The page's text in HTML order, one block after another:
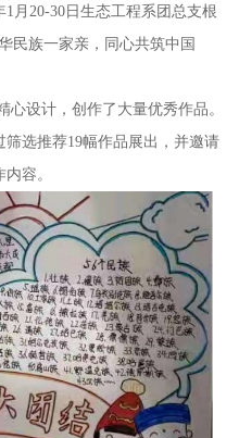
月20-30日生态工程系团总支根
民族一家亲，同心共筑中国
设计，创作了大量优秀作品。
选推荐19幅作品展出，并邀请
容。